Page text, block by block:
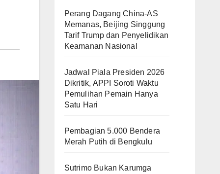
Perang Dagang China-AS
Memanas, Beijing Singgung
Tarif Trump dan Penyelidikan
Keamanan Nasional
Jadwal Piala Presiden 2026
Dikritik, APPI Soroti Waktu
Pemulihan Pemain Hanya
Satu Hari
Pembagian 5.000 Bendera
Merah Putih di Bengkulu
Sutrimo Bukan Karumga